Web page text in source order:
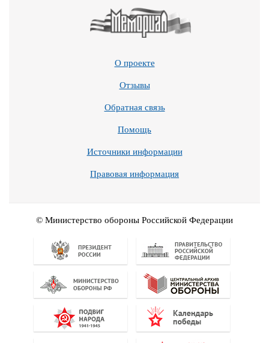
О проекте
Отзывы
Обратная связь
Помощь
Источники информации
Правовая информация
© Министерство обороны Российской Федерации